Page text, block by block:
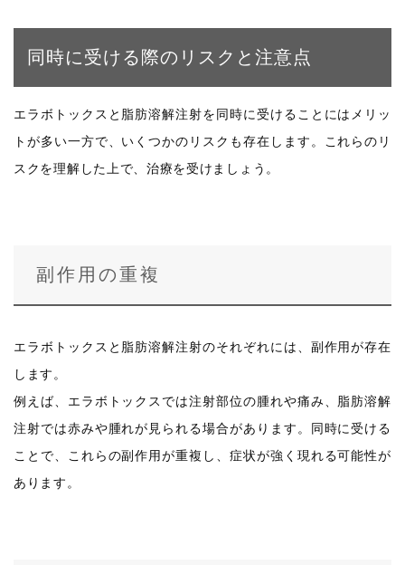
同時に受ける際のリスクと注意点
エラボトックスと脂肪溶解注射を同時に受けることにはメリッ
トが多い一方で、いくつかのリスクも存在します。これらのリ
スクを理解した上で、治療を受けましょう。
副作用の重複
エラボトックスと脂肪溶解注射のそれぞれには、副作用が存在
します。
例えば、エラボトックスでは注射部位の腫れや痛み、脂肪溶解
注射では赤みや腫れが見られる場合があります。同時に受ける
ことで、これらの副作用が重複し、症状が強く現れる可能性が
あります。